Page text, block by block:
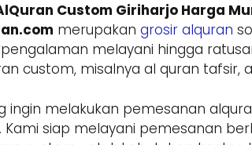
Custom Giriharjo Harga
merupakan grosir alquran
melayani hingga
custom, misalnya al quran tafsir,
ingin melakukan pemesanan
Kami siap melayani pemesanan